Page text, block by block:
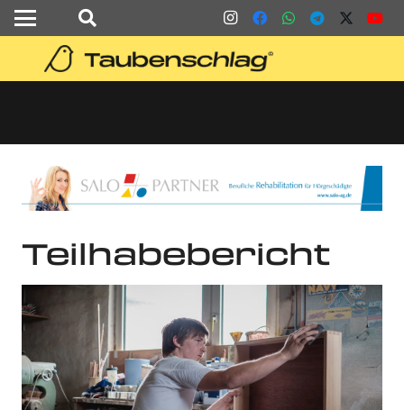
Teilhabebericht